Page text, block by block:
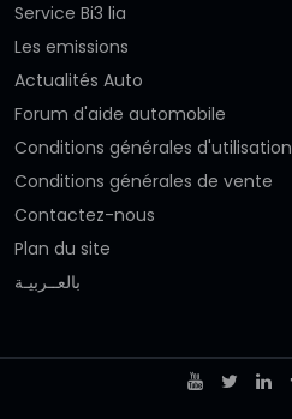
Service Bi3 lia
Les emissions
Actualités Auto
Forum d'aide automobile
Conditions générales d'utilisation
Conditions générales de vente
Contactez-nous
Plan du site
بالعــربيـة